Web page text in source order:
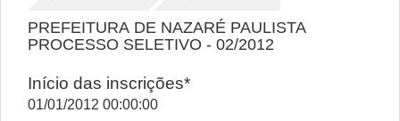
PREFEITURA DE NAZARÉ PAULISTA
PROCESSO SELETIVO - 02/2012
Início das inscrições*
01/01/2012 00:00:00